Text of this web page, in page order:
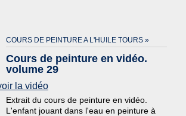
COURS DE PEINTURE A L'HUILE TOURS »
Cours de peinture en vidéo.
volume 29
la vidéo
Extrait du cours de peinture en vidéo.
L'enfant jouant dans l'eau en peinture à